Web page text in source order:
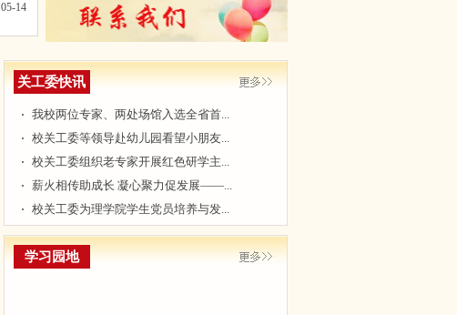
05-14
关工委快讯
我校两位专家、两处场馆入选全省首...
校关工委等领导赴幼儿园看望小朋友...
校关工委组织老专家开展红色研学主...
薪火相传助成长 凝心聚力促发展——...
校关工委为理学院学生党员培养与发...
学习园地